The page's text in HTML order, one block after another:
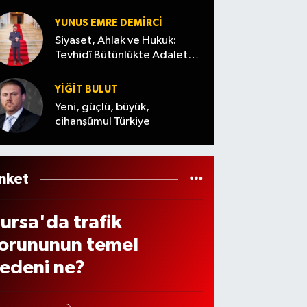
Ağust
os
Cuma)
var
(7
YUNUS EMRE DEMIRCI
Siyaset, Ahlak ve Hukuk:
Tevhidî Bütünlükte Adalet
YİĞİT BULUT
Yeni, güçlü, büyük,
cihanşümul Türkiye
trafik
temel
ne?